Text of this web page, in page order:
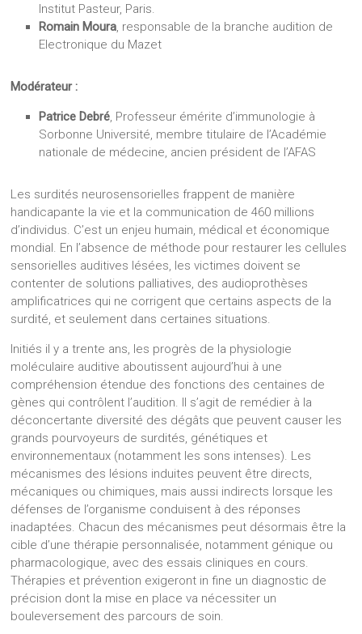
Institut Pasteur, Paris.
Romain Moura, responsable de la branche audition de
Electronique du Mazet
Modérateur :
Patrice Debré, Professeur émérite d’immunologie à
Sorbonne Université, membre titulaire de l’Académie
nationale de médecine, ancien président de l’AFAS
Les surdités neurosensorielles frappent de manière
handicapante la vie et la communication de 460 millions
d’individus. C’est un enjeu humain, médical et économique
mondial. En l’absence de méthode pour restaurer les cellules
sensorielles auditives lésées, les victimes doivent se
contenter de solutions palliatives, des audioprothèses
amplificatrices qui ne corrigent que certains aspects de la
surdité, et seulement dans certaines situations.
Initiés il y a trente ans, les progrès de la physiologie
moléculaire auditive aboutissent aujourd’hui à une
compréhension étendue des fonctions des centaines de
gènes qui contrôlent l’audition. Il s’agit de remédier à la
déconcertante diversité des dégâts que peuvent causer les
grands pourvoyeurs de surdités, génétiques et
environnementaux (notamment les sons intenses). Les
mécanismes des lésions induites peuvent être directs,
mécaniques ou chimiques, mais aussi indirects lorsque les
défenses de l’organisme conduisent à des réponses
inadaptées. Chacun des mécanismes peut désormais être la
cible d’une thérapie personnalisée, notamment génique ou
pharmacologique, avec des essais cliniques en cours.
Thérapies et prévention exigeront in fine un diagnostic de
précision dont la mise en place va nécessiter un
bouleversement des parcours de soin.